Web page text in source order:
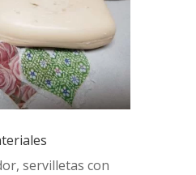
servilletas con